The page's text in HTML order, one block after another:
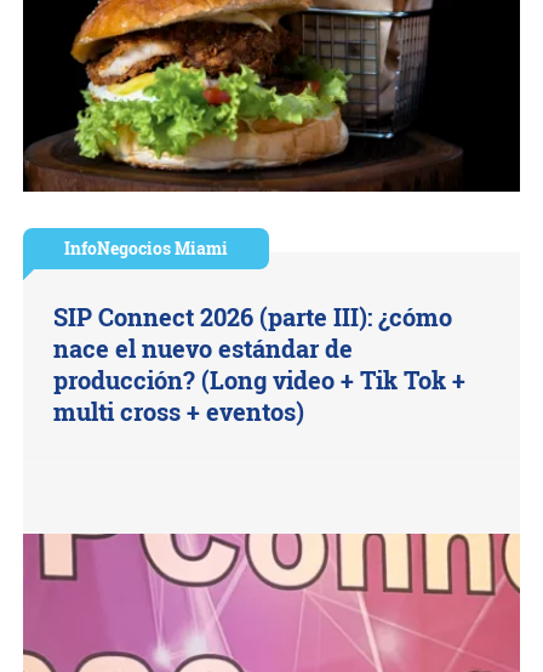
InfoNegocios Miami
SIP Connect 2026 (parte III): ¿cómo
nace el nuevo estándar de
producción? (Long video + Tik Tok +
multi cross + eventos)